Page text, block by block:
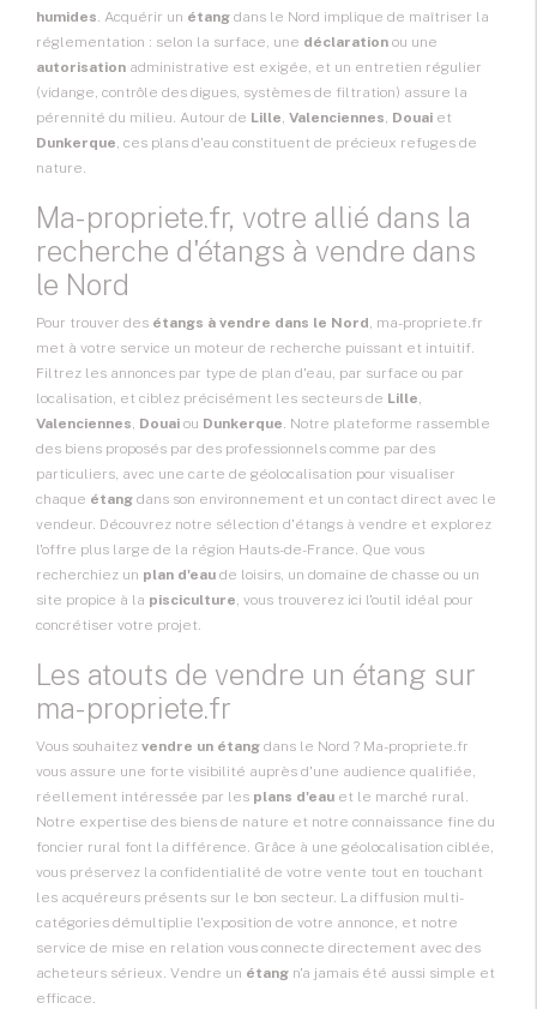
humides. Acquérir un étang dans le Nord implique de maîtriser la
réglementation : selon la surface, une déclaration ou une
autorisation administrative est exigée, et un entretien régulier
(vidange, contrôle des digues, systèmes de filtration) assure la
pérennité du milieu. Autour de Lille, Valenciennes, Douai et
Dunkerque, ces plans d'eau constituent de précieux refuges de
nature.
Ma-propriete.fr, votre allié dans la
recherche d'étangs à vendre dans
le Nord
Pour trouver des étangs à vendre dans le Nord, ma-propriete.fr
met à votre service un moteur de recherche puissant et intuitif.
Filtrez les annonces par type de plan d'eau, par surface ou par
localisation, et ciblez précisément les secteurs de Lille,
Valenciennes, Douai ou Dunkerque. Notre plateforme rassemble
des biens proposés par des professionnels comme par des
particuliers, avec une carte de géolocalisation pour visualiser
chaque étang dans son environnement et un contact direct avec le
vendeur. Découvrez notre sélection d'étangs à vendre et explorez
l'offre plus large de la région Hauts-de-France. Que vous
recherchiez un plan d'eau de loisirs, un domaine de chasse ou un
site propice à la pisciculture, vous trouverez ici l'outil idéal pour
concrétiser votre projet.
Les atouts de vendre un étang sur
ma-propriete.fr
Vous souhaitez vendre un étang dans le Nord ? Ma-propriete.fr
vous assure une forte visibilité auprès d'une audience qualifiée,
réellement intéressée par les plans d'eau et le marché rural.
Notre expertise des biens de nature et notre connaissance fine du
foncier rural font la différence. Grâce à une géolocalisation ciblée,
vous préservez la confidentialité de votre vente tout en touchant
les acquéreurs présents sur le bon secteur. La diffusion multi-
catégories démultiplie l'exposition de votre annonce, et notre
service de mise en relation vous connecte directement avec des
acheteurs sérieux. Vendre un étang n'a jamais été aussi simple et
efficace.